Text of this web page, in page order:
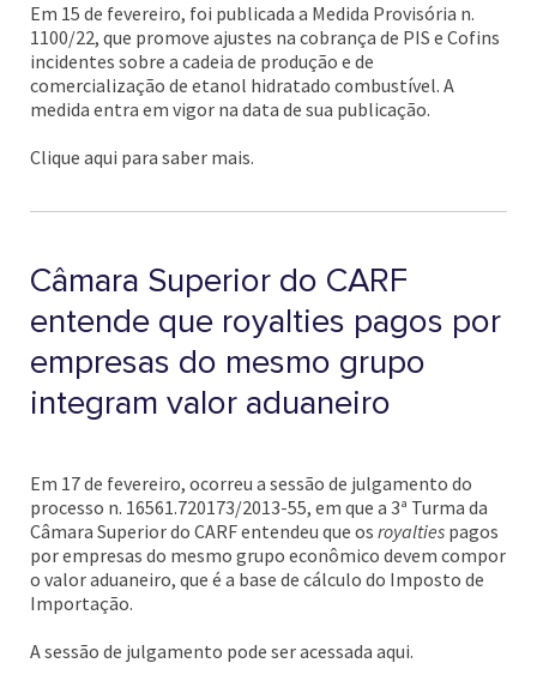
Em 15 de fevereiro, foi publicada a Medida Provisória n.
1100/22, que promove ajustes na cobrança de PIS e Cofins
incidentes sobre a cadeia de produção e de
comercialização de etanol hidratado combustível. A
medida entra em vigor na data de sua publicação.
Clique aqui para saber mais.
Câmara Superior do CARF
entende que royalties pagos por
empresas do mesmo grupo
integram valor aduaneiro
Em 17 de fevereiro, ocorreu a sessão de julgamento do
processo n. 16561.720173/2013-55, em que a 3ª Turma da
Câmara Superior do CARF entendeu que os royalties pagos
por empresas do mesmo grupo econômico devem compor
o valor aduaneiro, que é a base de cálculo do Imposto de
Importação.
A sessão de julgamento pode ser acessada aqui.